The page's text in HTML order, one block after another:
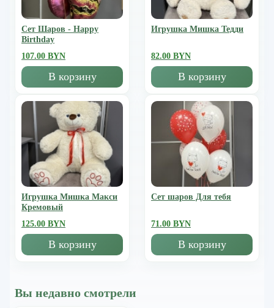
Сет Шаров - Happy
Birthday
107.00 BYN
В корзину
Игрушка Мишка Тедди
82.00 BYN
В корзину
Игрушка Мишка Mакси
Кремовый
125.00 BYN
В корзину
Сет шаров Для тебя
71.00 BYN
В корзину
Вы недавно смотрели